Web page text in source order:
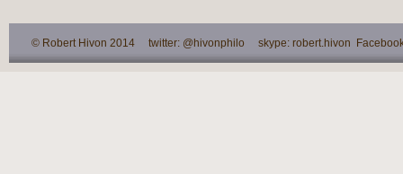
© Robert Hivon 2014 twitter: @hivonphilo skype: robert.hivon